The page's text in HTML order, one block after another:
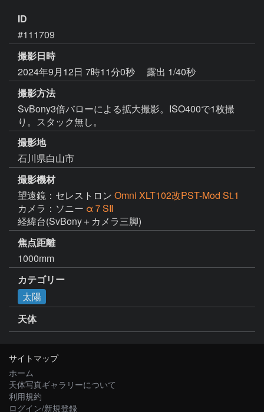
ID
#111709
撮影日時
2024年9月12日 7時11分0秒
露出 1/40秒
撮影方法
SvBony3倍バローによる拡大撮影。ISO400で1枚撮
り。スタック無し。
撮影地
石川県白山市
撮影機材
望遠鏡：セレストロン Omni XLT102改PST-Mod St.1
カメラ：ソニー α７SⅡ
経緯台(SvBony＋カメラ三脚)
焦点距離
1000mm
カテゴリー
太陽
天体
サイトマップ
ホーム
天体写真ギャラリーについて
利用規約
ログイン/新規登録